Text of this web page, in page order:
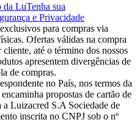
da LuTenha sua
e Privacidade
para compras via
Ofertas válidas na compra
até o término dos nossos
apresentem divergências de
de compras.
no País, nos termos da
propostas de cartão de
a Luizacred S.A Sociedade de
inscrita no CNPJ sob o nº